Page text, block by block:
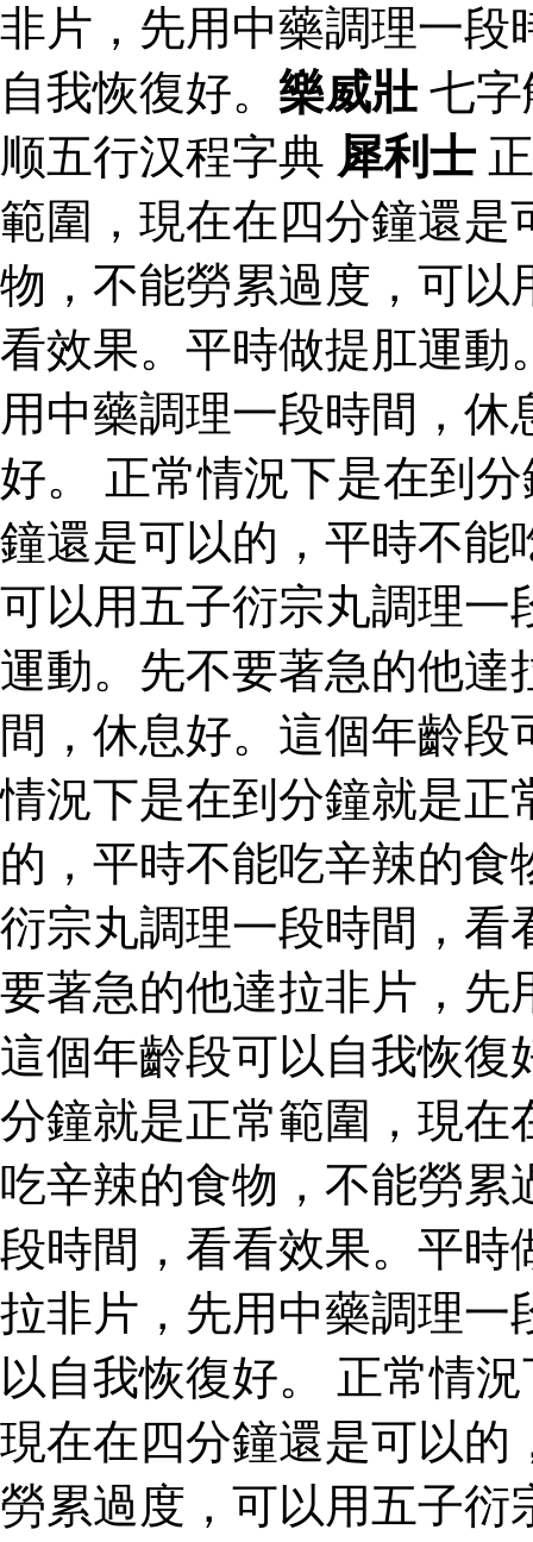
非片，先用中藥調理一段
自我恢復好。 樂威壯七字
顺五行汉程字典 犀利士
範圍，現在在四分鐘還是
物，不能勞累過度，可以
看效果。平時做提肛運動
用中藥調理一段時間，
好。 正常情況下是在到
鐘還是可以的，平時不能
可以用五子衍宗丸調理一
運動。先不要著急的他達
間，休息好。這個年齡
情況下是在到分鐘就是正
的，平時不能吃辛辣的
衍宗丸調理一段時間，看
要著急的他達拉非片，先
這個年齡段可以自我恢復
分鐘就是正常範圍，現在
吃辛辣的食物，不能勞累
段時間，看看效果。平時
拉非片，先用中藥調理一
以自我恢復好。 正常情
現在在四分鐘還是可以的
勞累過度，可以用五子衍